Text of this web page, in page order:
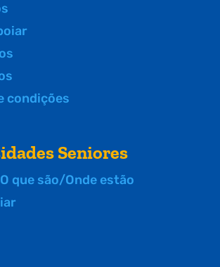
condições
Seniores
que são/Onde estão